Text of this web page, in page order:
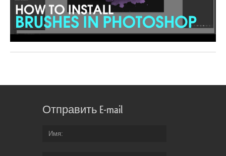
Отправить E-mail
Имя